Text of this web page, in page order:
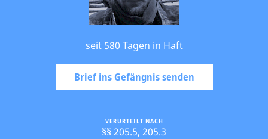
seit 580 Tagen in Haft
Brief ins Gefängnis senden
VERURTEILT NACH
§§ 205.5, 205.3